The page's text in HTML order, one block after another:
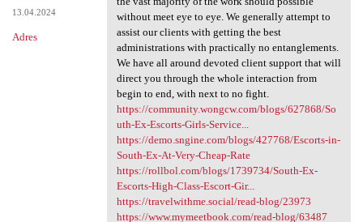
13.04.2024
Adres
without meet eye to eye. We generally attempt to
assist our clients with getting the best
administrations with practically no entanglements.
We have all around devoted client support that will
direct you through the whole interaction from
begin to end, with next to no fight.
https://community.wongcw.com/blogs/627868/So
uth-Ex-Escorts-Girls-Service...
https://demo.sngine.com/blogs/427768/Escorts-in-
South-Ex-At-Very-Cheap-Rate
https://rollbol.com/blogs/1739734/South-Ex-
Escorts-High-Class-Escort-Gir...
https://travelwithme.social/read-blog/23973
https://www.mymeetbook.com/read-blog/63487